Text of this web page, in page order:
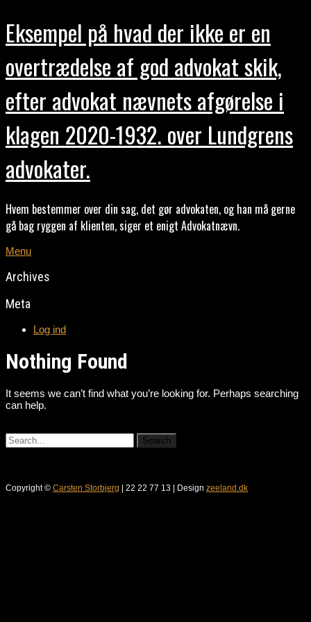
Eksempel på hvad der ikke er en
overtrædelse af god advokat skik,
efter advokat nævnets afgørelse i
klagen 2020-1932. over Lundgrens
advokater.
Hvem bestemmer over din sag, det gør advokaten, og han må gerne
gå bag ryggen af klienten, siger et enigt Advokatnævn.
Menu
Archives
Meta
Log ind
Nothing Found
It seems we can’t find what you’re looking for. Perhaps searching
can help.
Copyright © Carsten Storbjerg | 22 22 77 13 | Design zeeland.dk